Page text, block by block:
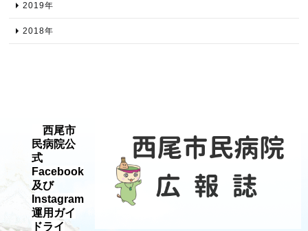
2019年​
2018年​
西尾市
民病院公
式
Facebook
及び
Instagram
運用ガイ
ドライ